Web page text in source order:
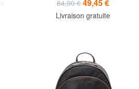
84,90 € 49,45 €
Livraison gratuite